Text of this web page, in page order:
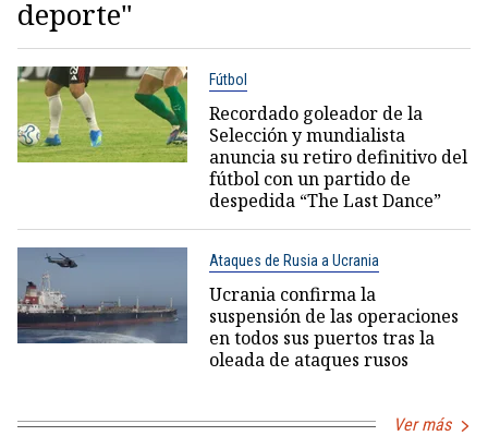
deporte"
Fútbol
Recordado goleador de la
Selección y mundialista
anuncia su retiro definitivo del
fútbol con un partido de
despedida “The Last Dance”
Ataques de Rusia a Ucrania
Ucrania confirma la
suspensión de las operaciones
en todos sus puertos tras la
oleada de ataques rusos
Ver más